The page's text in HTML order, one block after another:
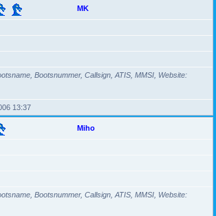
MK
Bootsnummer, Callsign, ATIS, MMSI, Website
13:37
Miho
Bootsnummer, Callsign, ATIS, MMSI, Website